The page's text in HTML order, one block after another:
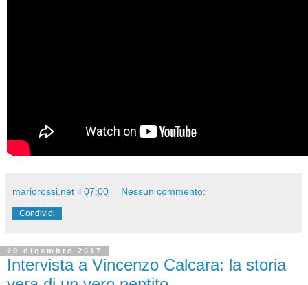
mariorossi.net il 07:00 Nessun commento:
Condividi
29 dicembre 2017
Intervista a Vincenzo Calcara: la storia